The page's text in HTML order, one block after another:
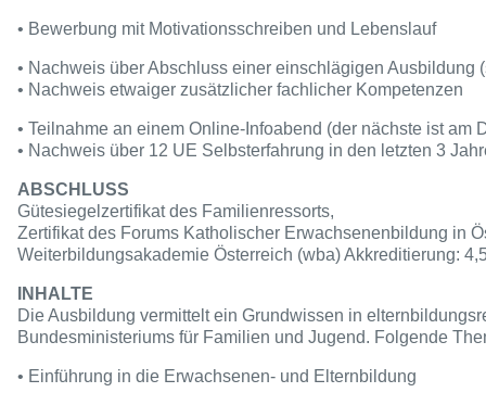
• Bewerbung mit Motivationsschreiben und Lebenslauf
• Nachweis über Abschluss einer einschlägigen Ausbildung
• Nachweis etwaiger zusätzlicher fachlicher Kompetenzen
• Teilnahme an einem Online-Infoabend (der nächste ist
• Nachweis über 12 UE Selbsterfahrung in den letzten 3
ABSCHLUSS
Gütesiegelzertifikat des Familienressorts,
Zertifikat des Forums Katholischer Erwachsenenbildung in
Weiterbildungsakademie Österreich (wba) Akkreditierung:
INHALTE
Die Ausbildung vermittelt ein Grundwissen in
Bundesministeriums für Familien und Jugend. Folgende
• Einführung in die Erwachsenen- und Elternbildung